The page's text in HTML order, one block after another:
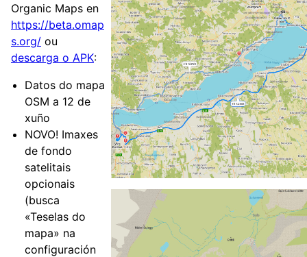
Organic Maps en
https://beta.omap
s.org/ ou
descarga o APK:
Datos do mapa
OSM a 12 de
xuño
NOVO! Imaxes
de fondo
satelitais
opcionais
(busca
«Teselas do
mapa» na
configuración